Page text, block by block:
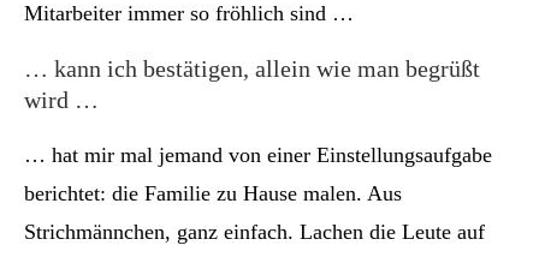
Mitarbeiter immer so fröhlich sind …
… kann ich bestätigen, allein wie man begrüßt
wird …
… hat mir mal jemand von einer Einstellungsaufgabe
berichtet: die Familie zu Hause malen. Aus
Strichmännchen, ganz einfach. Lachen die Leute auf